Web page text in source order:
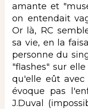
amante et
on entendait
Or là, RC
sa vie, en la
personne du
"flashes" sur
qu'elle eût avec
évoque pas
J.Duval